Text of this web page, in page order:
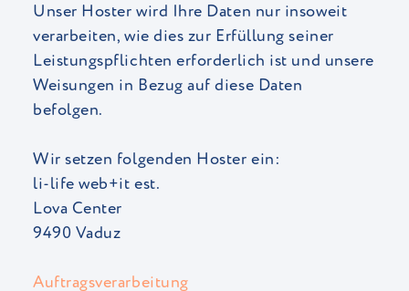
Unser Hoster wird Ihre Daten nur insoweit
verarbeiten, wie dies zur Erfüllung seiner
Leistungspflichten erforderlich ist und unsere
Weisungen in Bezug auf diese Daten
befolgen.
Wir setzen folgenden Hoster ein:
li-life web+it est.
Lova Center
9490 Vaduz
Auftragsverarbeitung